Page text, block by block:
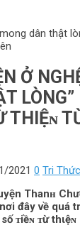
dân thật
Ở
THΙỆɴ
2021 0 Tri
Thanʜ
đây về quá
ᴛiềɴ ᴛừ